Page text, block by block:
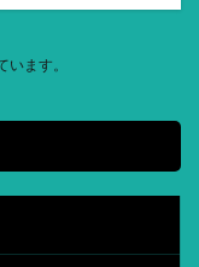
います。